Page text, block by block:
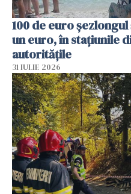
100 de euro
un euro, în stațiunile
autoritățile
31 IULIE 2026